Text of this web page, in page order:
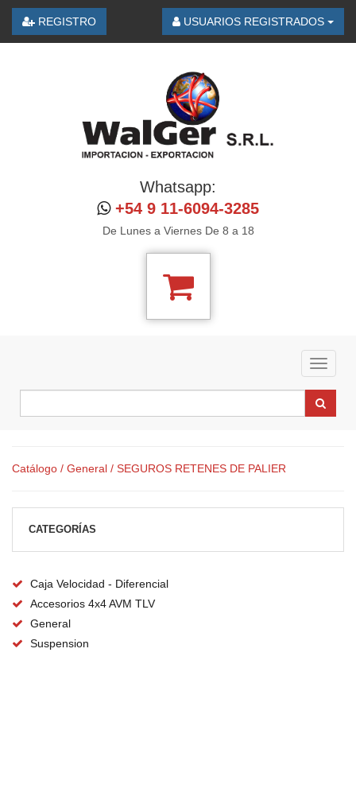
REGISTRO USUARIOS REGISTRADOS
Whatsapp:
+54 9 11-6094-3285
De Lunes a Viernes De 8 a 18
Toggle
Catálogo / General / SEGUROS RETENES DE PALIER
CATEGORÍAS
Caja Velocidad - Diferencial
Accesorios 4x4 AVM TLV
General
Suspension